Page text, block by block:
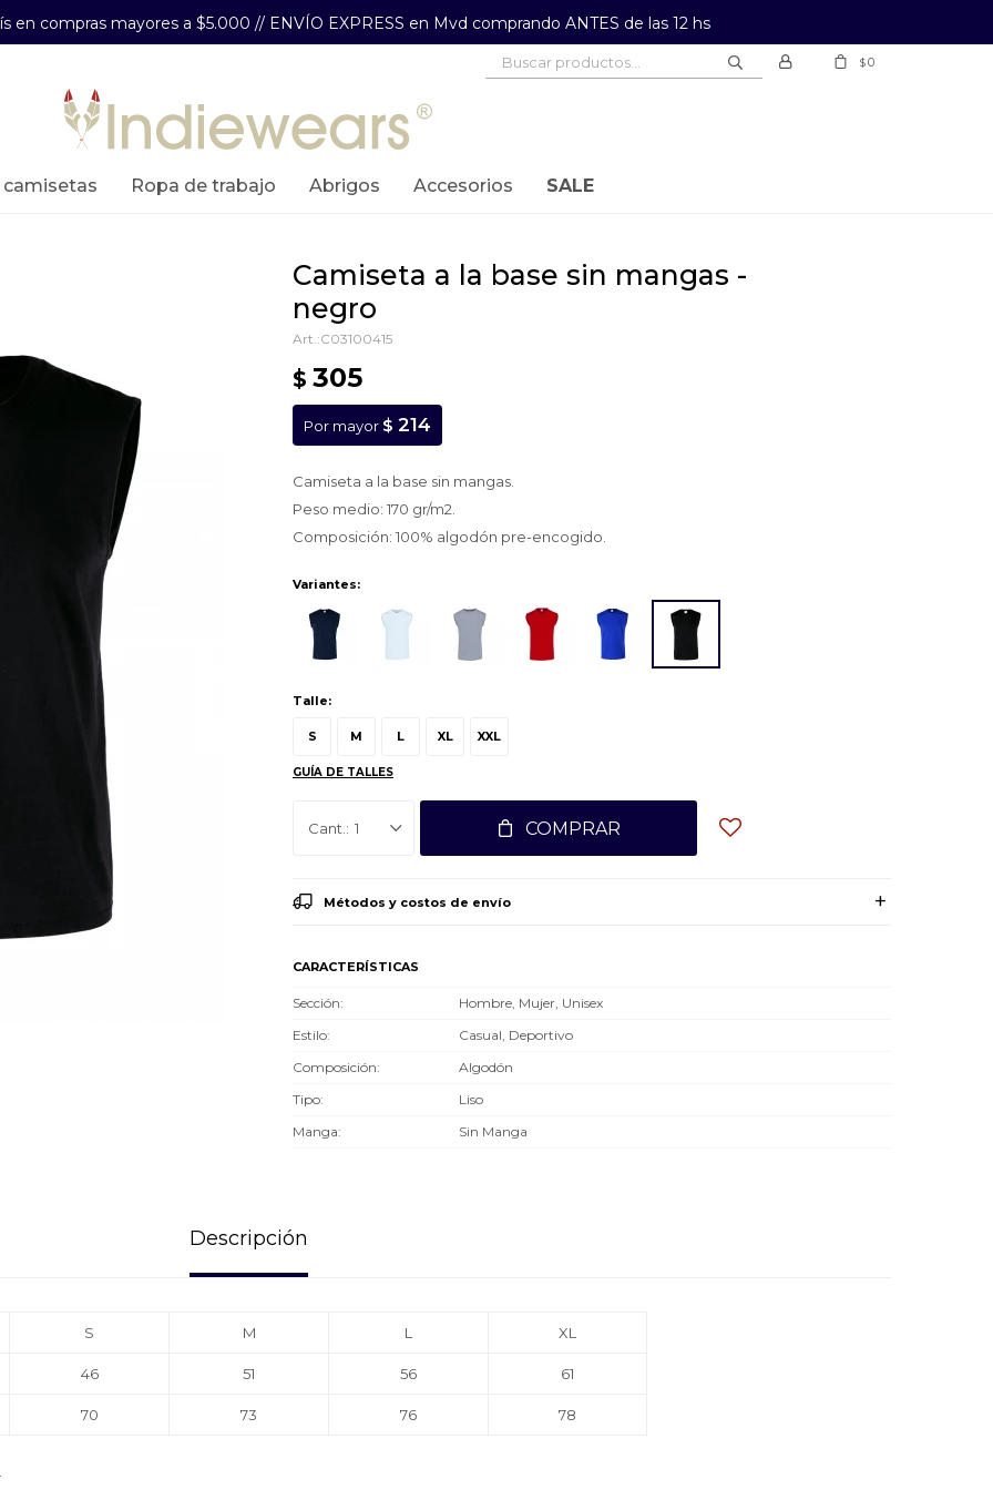
en compras mayores a $5.000 // ENVÍO EXPRESS en Mvd comprando ANTES de las 12 hs
camisetas ropa de trabajo abrigos accesorios SALE
$0
camiseta a la base sin mangas -
negro
C03100415
$ 305
Por mayor $ 214
Camiseta a la base sin mangas.
Peso medio: 170 gr/m2.
Composición: 100% algodón pre-encogido.
Variantes:
Talle:
S M L XL XXL
GUÍA DE TALLES
1 COMPRAR
Métodos y costos de envío
CARACTERÍSTICAS
Sección
Hombre, Mujer, Unisex
Estilo
Casual, Deportivo
Composición
Algodón
Tipo
Liso
Manga
Sin Manga
Descripción
S M L XL
46 51 56 61
70 73 76 78